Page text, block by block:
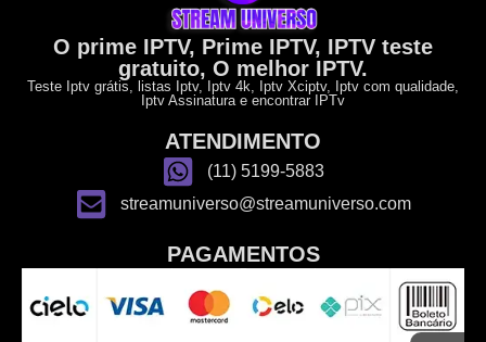
O prime IPTV, Prime IPTV, IPTV teste
gratuito, O melhor IPTV.
Teste Iptv grátis, listas Iptv, Iptv 4k, Iptv Xciptv, Iptv com qualidade,
Iptv Assinatura e encontrar IPTv
ATENDIMENTO
(11) 5199-5883
streamuniverso@streamuniverso.com
PAGAMENTOS